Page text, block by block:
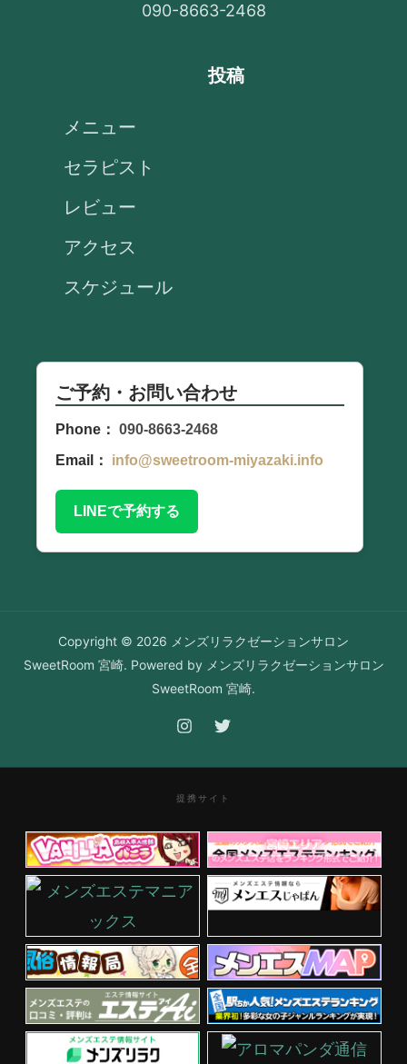
090-8663-2468
投稿
メニュー
セラピスト
レビュー
アクセス
スケジュール
ご予約・お問い合わせ
Phone： 090-8663-2468
Email：
info@sweetroom-miyazaki.info
LINEで予約する
Copyright © 2026 メンズリラクゼーションサロン
SweetRoom 宮崎. Powered by メンズリラクゼーションサロン
SweetRoom 宮崎.
提携サイト